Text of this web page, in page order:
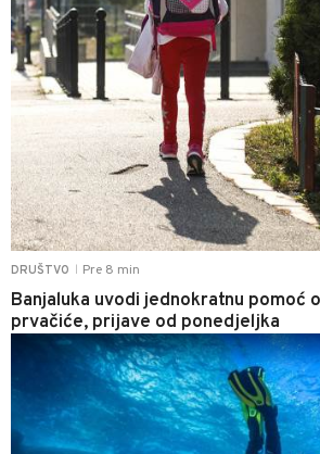
DRUŠTVO Pre 8 min
Banjaluka uvodi jednokratnu pomoć
prvačiće, prijave od ponedjeljka